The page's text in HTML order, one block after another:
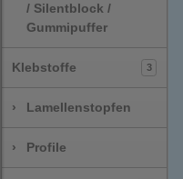
/ Silentblock /
Gummipuffer
Klebstoffe 3
› Lamellenstopfen
› Profile